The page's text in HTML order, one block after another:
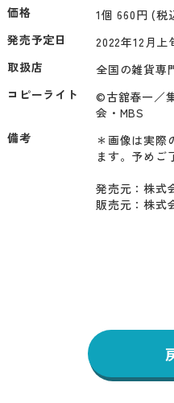
価格
1個 660円 (税
発売予定日
2022年12月上
取扱店
全国の雑貨専
コピーライト
©古舘春一／
会・MBS
備考
＊画像は実際
ます。予めご
発売元：株式
販売元：株式